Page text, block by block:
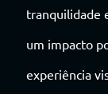
tranquilidade
um impacto
experiência